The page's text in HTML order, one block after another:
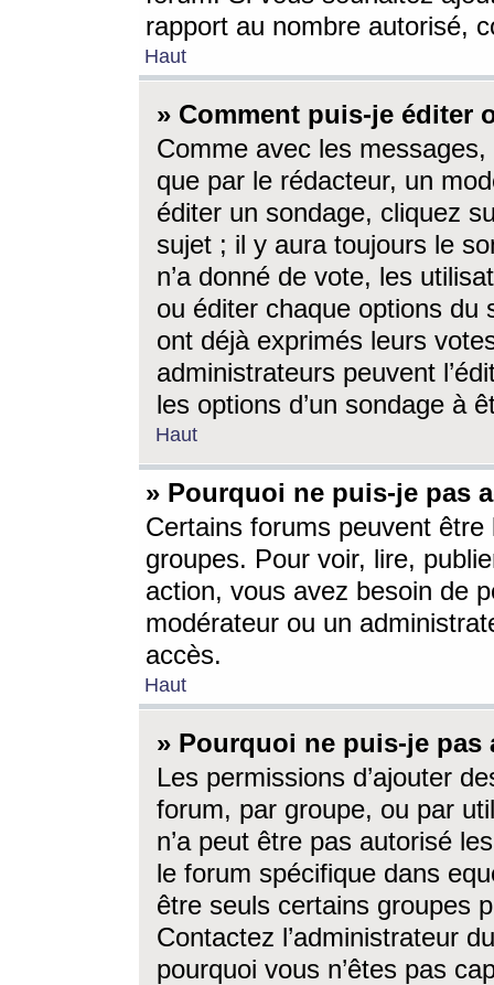
rapport au nombre autorisé,
Haut
» Comment puis-je éditer
Comme avec les
que par le rédacteur, un
éditer un sondage, cliquez
sujet ; il y aura toujours le
n’a donné de vote, les
ou éditer chaque options du
ont déjà exprimés leurs
administrateurs peuvent
les options d’un sondage à
Haut
» Pourquoi ne puis-je pas
Certains forums peuvent être
groupes. Pour voir, lire,
action, vous avez besoin de
modérateur ou un
accès.
Haut
» Pourquoi ne puis-je
Les permissions d’ajouter
forum, par groupe, ou par
n’a peut être pas autorisé
le forum spécifique dans
être seuls certains groupes
Contactez l’administrateur
pourquoi vous n’êtes pas